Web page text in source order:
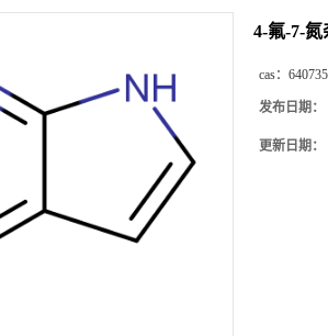
4-氟-7-氮
cas：
发布日期：
更新日期：